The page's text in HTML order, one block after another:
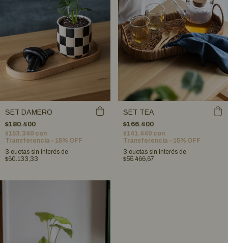
SET DAMERO
$180.400
$153.340 con
Transferencia – 15% OFF
3 cuotas sin interés de
$60.133,33
SET TEA
$166.400
$141.440 con
Transferencia – 15% OFF
3 cuotas sin interés de
$55.466,67